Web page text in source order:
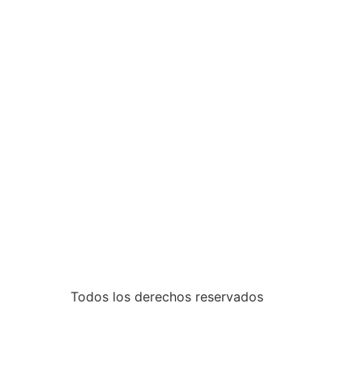
Todos los derechos reservados